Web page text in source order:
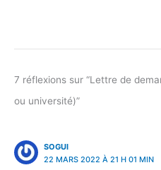
7 réflexions sur “Lettre de
ou université)”
SOGUI
22 MARS 2022 À 21 H 01 MIN